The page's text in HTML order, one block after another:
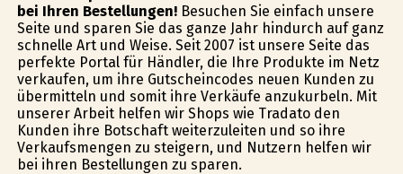
bei Ihren Bestellungen!Besuchen Sie einfach unsere
Seite und sparen Sie das ganze Jahr hindurch auf ganz
schnelle Art und Weise. Seit 2007 ist unsere Seite das
perfekte Portal für Händler, die Ihre Produkte im Netz
verkaufen, um ihre Gutscheincodes neuen Kunden zu
übermitteln und somit ihre Verkäufe anzukurbeln. Mit
unserer Arbeit helfen wir Shops wie Tradato den
Kunden ihre Botschaft weiterzuleiten und so ihre
Verkaufsmengen zu steigern, und Nutzern helfen wir
bei ihren Bestellungen zu sparen.